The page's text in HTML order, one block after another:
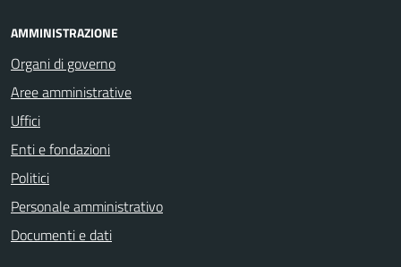
AMMINISTRAZIONE
Organi di governo
Aree amministrative
Uffici
Enti e fondazioni
Politici
Personale amministrativo
Documenti e dati